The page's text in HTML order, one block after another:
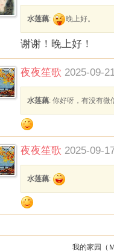
水莲藕: 晚上好。
谢谢！晚上好！
夜夜笙歌 2025-09-
水莲藕: 你好呀，有没有微
夜夜笙歌 2025-09-
水莲藕:
我的家园（